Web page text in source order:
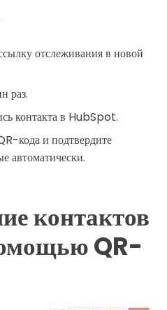
отслеживания в новой
раз.
контакта в HubSpot.
кода и подтвердите
автоматически.
контактов
QR-